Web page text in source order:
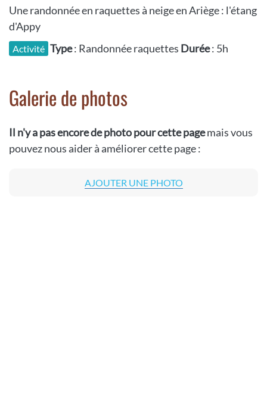
Une randonnée en raquettes à neige en Ariège : l'étang
d'Appy
Activité Type: Randonnée raquettes Durée: 5h
Galerie de photos
Il n'y a pas encore de photo pour cette pagemais vous
pouvez nous aider à améliorer cette page :
AJOUTER UNE PHOTO